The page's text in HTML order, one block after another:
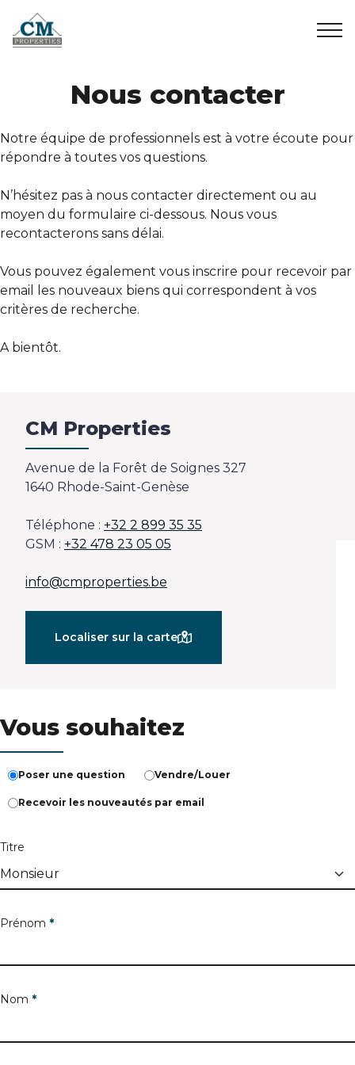
A vendre
Vendus/Loués
A propos
+32 2 899 35 35 info@cmproperties.be
Nous contacter
Notre équipe de professionnels est à votre écoute pour
répondre à toutes vos questions.
N’hésitez pas à nous contacter directement ou au
moyen du formulaire ci-dessous. Nous vous
recontacterons sans délai.
Vous pouvez également vous inscrire pour recevoir par
email les nouveaux biens qui correspondent à vos
critères de recherche.
A bientôt.
CM Properties
Avenue de la Forêt de Soignes 327
1640 Rhode-Saint-Genèse
Téléphone : +32 2 899 35 35
GSM : +32 478 23 05 05
info@cmproperties.be
Localiser sur la carte
Vous souhaitez
Poser une question Vendre/Louer
Recevoir les nouveautés par email
Titre
Prénom *
Nom *